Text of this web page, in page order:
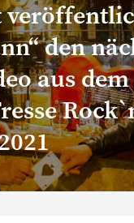
den
aus